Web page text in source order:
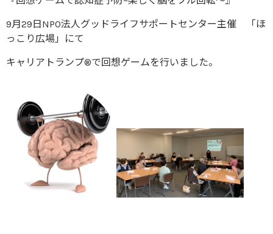
9月29日NPO法人グッドライフサポートセンター主催 「ほ
っこり広場」にて
キャリアトランプ®で回想ゲームを行いました。